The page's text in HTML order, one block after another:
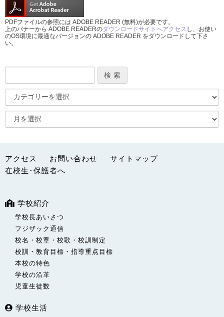
PDFファイルの参照には ADOBE READER (無料)が必要です。
上のバナーから ADOBE READERのダウンロードサイトへアクセス し、お使い
のOS環境に最適なバージョンの ADOBE READER をダウンロードして下さ
い。
アクセス お問い合わせ
サイトマップ
在校生･保護者へ
学校紹介
学校長あいさつ
フジザック通信
校名・校章・校歌・校訓制定
校訓・教育目標・指導重点目標
本校の特色
学校の沿革
児童生徒数
学校生活